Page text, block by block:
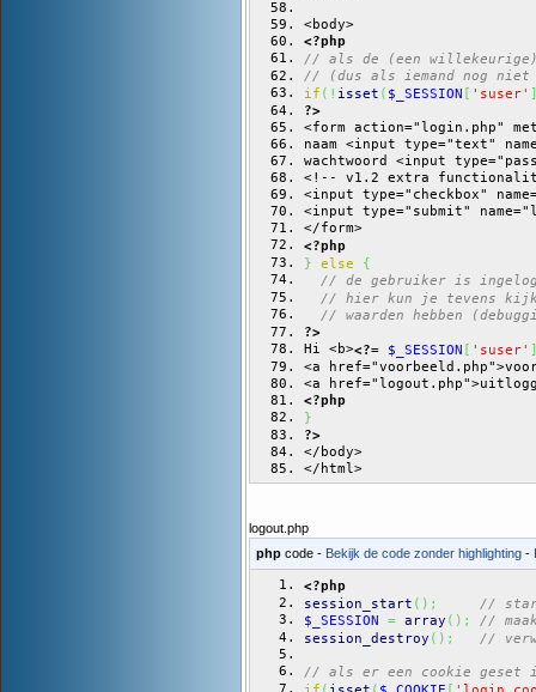
<body>
<?php
// als de (een willekeurige)
// (dus als iemand nog
if ( ! isset ( $_SESSION [ 'suser'
?>
<form action="login.php"
naam <input type="text"
wachtwoord <input
<!-- v1.2 extra
<input type="checkbox"
<input type="submit"
</form>
<?php
}
else
{
// de gebruiker is
// hier kun je tevens
// waarden hebben
?>
Hi <b><?= $_SESSION [ 'suser'
<a
<a
<?php
}
?>
</body>
</html>
logout.php
php code - Bekijk de code zonder highlighting -
<?php
session_start ( ) ;
//
$_SESSION
= array ( ) ;
//
session_destroy ( ) ; //
// als er een cookie geset